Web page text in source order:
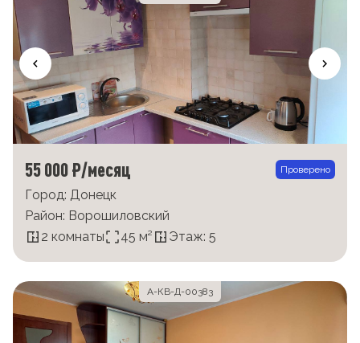
55 000 ₽/месяц Проверено
Город: Донецк
Район: Ворошиловский
2 комнаты
45 м² Этаж: 5
А-КВ-Д-00383